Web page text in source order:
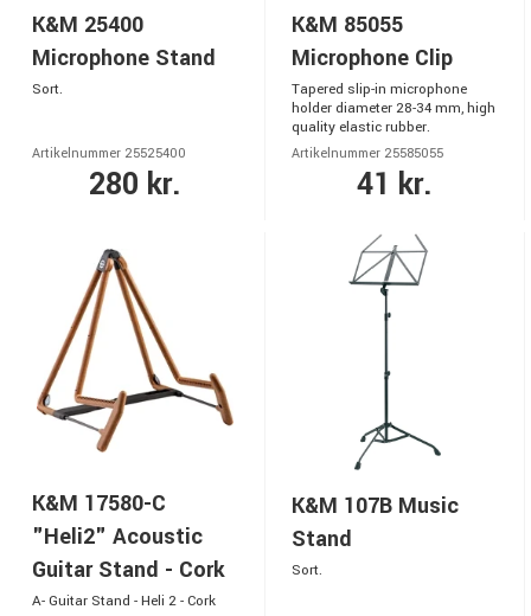
K&M 25400
Microphone Stand
Sort.
Artikelnummer 25525400
280 kr.
K&M 85055
Microphone Clip
Tapered slip-in microphone
holder diameter 28-34 mm, high
quality elastic rubber.
Artikelnummer 25585055
41 kr.
K&M 17580-C
"Heli2" Acoustic
Guitar Stand - Cork
A- Guitar Stand - Heli 2 - Cork
K&M 107B Music
Stand
Sort.